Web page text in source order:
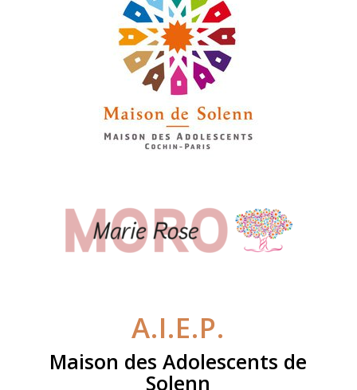
A.I.E.P.
Maison des Adolescents de
Solenn